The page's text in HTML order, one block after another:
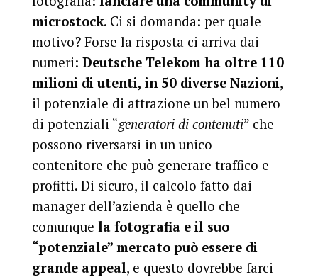
microstock. Ci si domanda: per quale
motivo? Forse la risposta ci arriva dai
numeri: Deutsche Telekom ha oltre 110
milioni di utenti, in 50 diverse Nazioni,
il potenziale di attrazione un bel numero
di potenziali “generatori di contenuti” che
possono riversarsi in un unico
contenitore che può generare traffico e
profitti. Di sicuro, il calcolo fatto dai
manager dell’azienda è quello che
comunque la fotografia e il suo
“potenziale” mercato può essere di
grande appeal, e questo dovrebbe farci